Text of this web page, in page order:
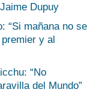
Dupuy
“Si mañana no se
y al
“No
del Mundo”